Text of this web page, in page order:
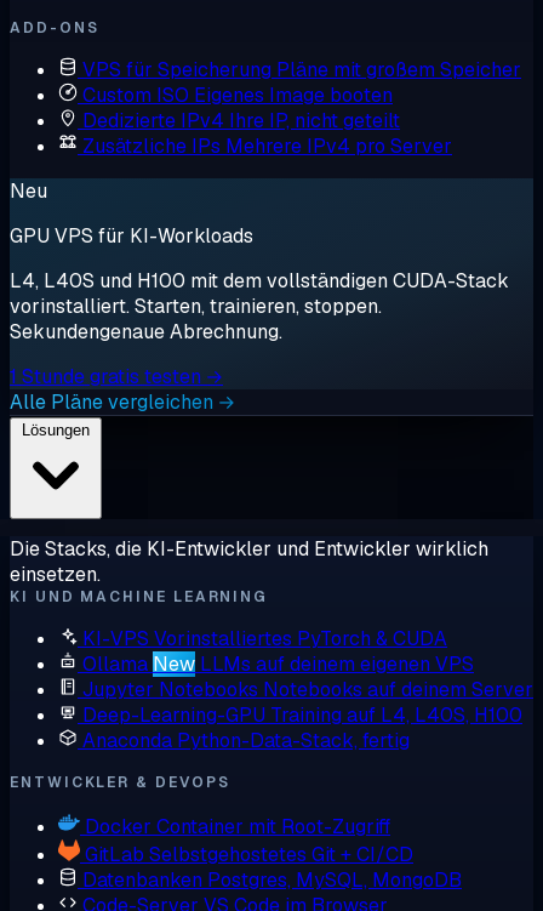
ADD-ONS
VPS für Speicherung Pläne mit großem Speicher
Custom ISO Eigenes Image booten
Dedizierte IPv4 Ihre IP, nicht geteilt
Zusätzliche IPs Mehrere IPv4 pro Server
Neu
GPU VPS für KI-Workloads
L4, L40S und H100 mit dem vollständigen CUDA-Stack
vorinstalliert. Starten, trainieren, stoppen.
Sekundengenaue Abrechnung.
1 Stunde gratis testen →
Alle Pläne vergleichen →
Die Stacks, die KI-Entwickler und Entwickler wirklich
einsetzen.
KI UND MACHINE LEARNING
KI-VPS Vorinstalliertes PyTorch & CUDA
Ollama New LLMs auf deinem eigenen VPS
Jupyter Notebooks Notebooks auf deinem Server
Deep-Learning-GPU Training auf L4, L40S, H100
Anaconda Python-Data-Stack, fertig
ENTWICKLER & DEVOPS
Docker Container mit Root-Zugriff
GitLab Selbstgehostetes Git + CI/CD
Datenbanken Postgres, MySQL, MongoDB
Code-Server VS Code im Browser